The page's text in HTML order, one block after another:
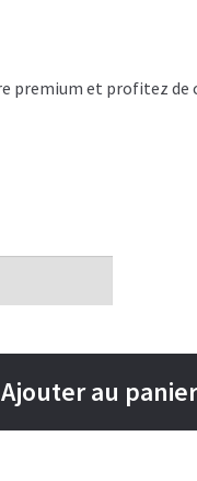
premium et profitez de
Ajouter au panier